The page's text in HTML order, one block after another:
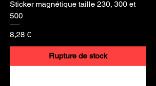
Sticker magnétique taille 230, 300 et
500
Prix
8,28 €
Rupture de stock